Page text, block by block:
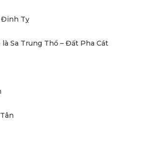
Đinh Tỵ
Sa Trung Thổ – Đất Pha Cát